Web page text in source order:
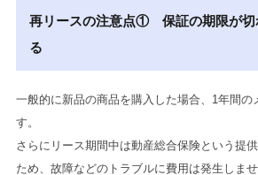
再リースの注意点① 保証の期限が切
る
一般的に新品の商品を購入した場合、1年間の
す。
さらにリース期間中は動産総合保険という提
ため、故障などのトラブルに費用は発生しませ